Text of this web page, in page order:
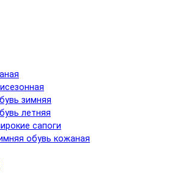
зимняя
летняя
сапоги
обувь кожаная